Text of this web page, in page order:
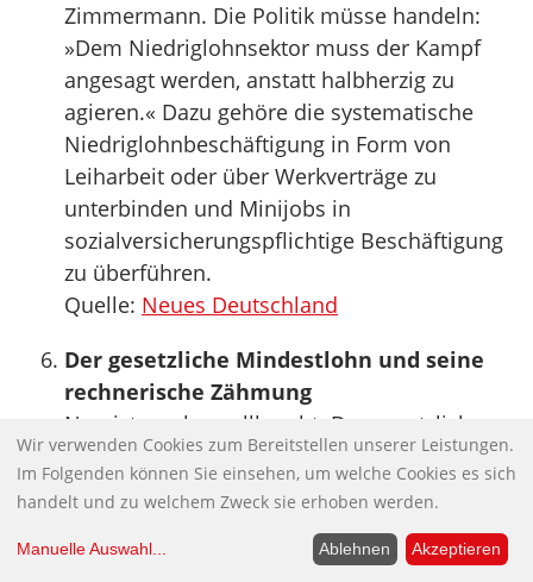
Zimmermann. Die Politik müsse handeln:
»Dem Niedriglohnsektor muss der Kampf
angesagt werden, anstatt halbherzig zu
agieren.« Dazu gehöre die systematische
Niedriglohnbeschäftigung in Form von
Leiharbeit oder über Werkverträge zu
unterbinden und Minijobs in
sozialversicherungspflichtige Beschäftigung
zu überführen.
Quelle: Neues Deutschland
Der gesetzliche Mindestlohn und seine
rechnerische Zähmung
Nun ist es also vollbracht. Der gesetzliche
Mindestlohn in Höhe von derzeit 8,50 Euro
brutto pro Stunde wird zum 1. Januar 2017
einer Steigerungsrate von 4 Prozent
Wir verwenden Cookies zum Bereitstellen unserer Leistungen.
Im Folgenden können Sie einsehen, um welche Cookies es sich
handelt und zu welchem Zweck sie erhoben werden.
Manuelle Auswahl... Ablehnen Akzeptieren